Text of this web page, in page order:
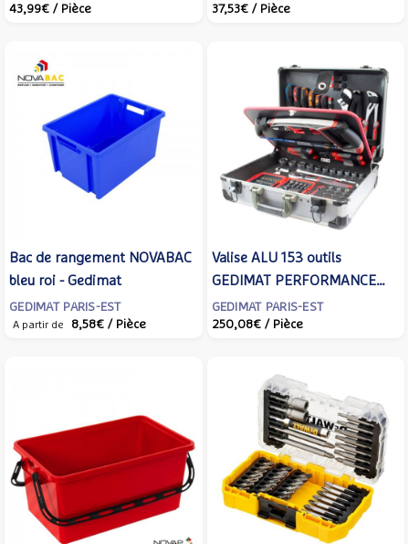
43,99€ / Pièce
37,53€ / Pièce
Bac de rangement NOVABAC
bleu roi - Gedimat
GEDIMAT PARIS-EST
A partir de 8,58€ / Pièce
Valise ALU 153 outils
GEDIMAT PERFORMANCE
PRO - Gedimat
GEDIMAT PARIS-EST
250,08€ / Pièce